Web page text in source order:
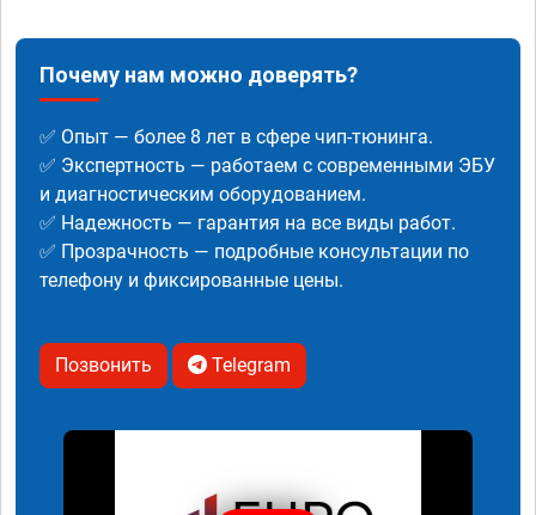
Почему нам можно доверять?
✅ Опыт — более 8 лет в сфере чип-тюнинга.
✅ Экспертность — работаем с современными ЭБУ
и диагностическим оборудованием.
✅ Надежность — гарантия на все виды работ.
✅ Прозрачность — подробные консультации по
телефону и фиксированные цены.
Позвонить Telegram